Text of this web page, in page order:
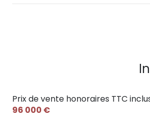
Prix de vente honoraires TTC
96 000 €